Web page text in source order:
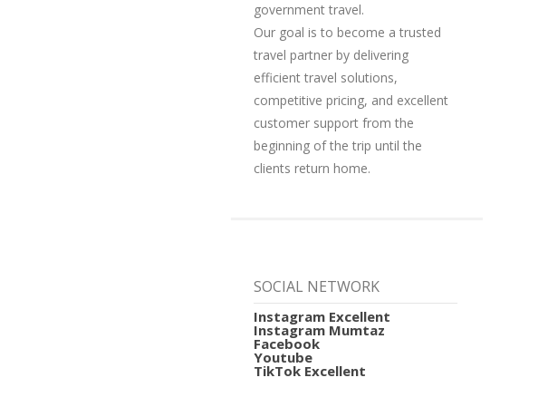
government travel.
Our goal is to become a trusted
travel partner by delivering
efficient travel solutions,
competitive pricing, and excellent
customer support from the
beginning of the trip until the
clients return home.
SOCIAL NETWORK
Instagram Excellent
Instagram Mumtaz
Facebook
Youtube
TikTok Excellent